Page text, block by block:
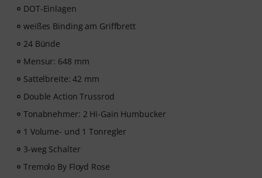
DOT-Einlagen
weißes Binding am Griffbrett
24 Bünde
Mensur: 648 mm
Sattelbreite: 42 mm
Double Action Trussrod
Tonabnehmer: 2 Hi-Gain Humbucker
1 Volume- und 1 Tonregler
3-weg Schalter
Tremolo By Floyd Rose